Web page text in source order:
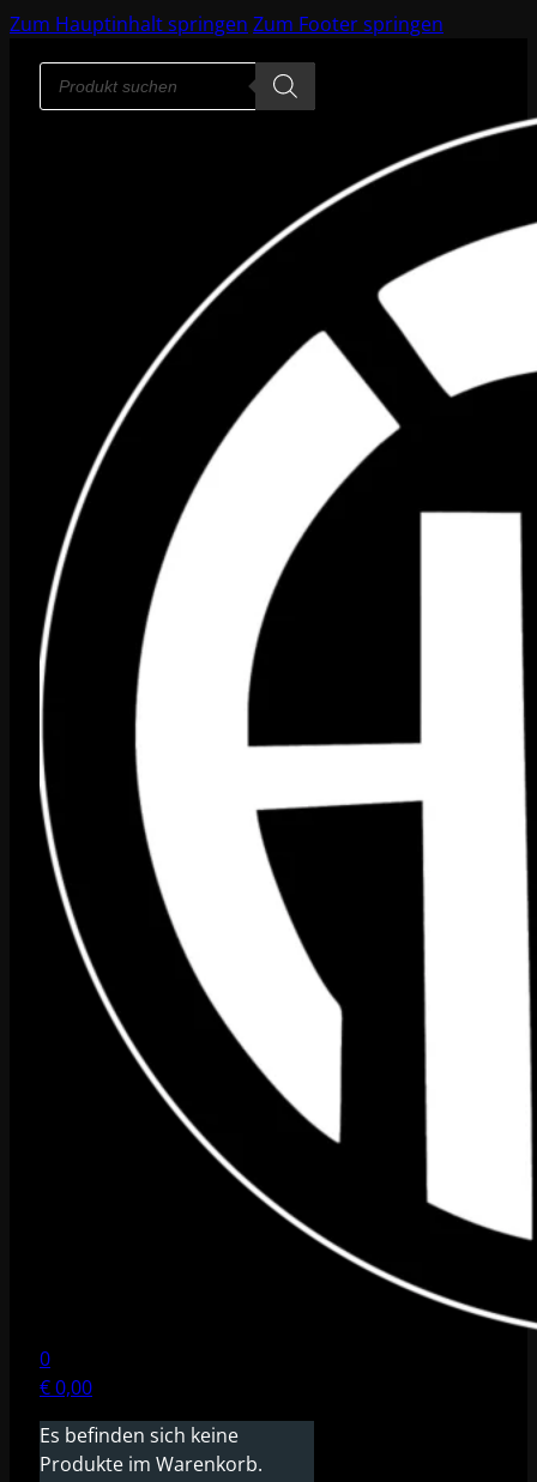
Zum Hauptinhalt springen Zum Footer springen
Products
search
0
€0,00
Es befinden sich keine
Produkte im Warenkorb.